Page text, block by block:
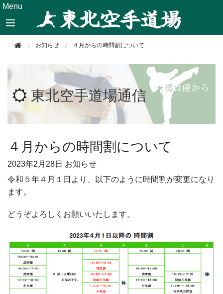
Menu
お知らせ ４月からの時間割について
東北空手道場通信
４月からの時間割について
2023年2月28日 お知らせ
令和５年４月１日より、以下のように時間割が変更になり
ます。
どうぞよろしくお願いいたします。